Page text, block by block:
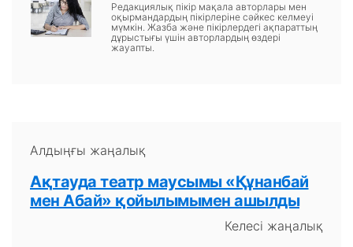
Редакциялық пікір мақала авторлары мен
оқырмандардың пікірлеріне сәйкес келмеуі
мүмкін. Жазба және пікірлердегі ақпараттың
дұрыстығы үшін авторлардың өздері
жауапты.
Алдыңғы жаңалық
Ақтауда театр маусымы «Құнанбай
мен Абай» қойылымымен ашылды
Келесі жаңалық